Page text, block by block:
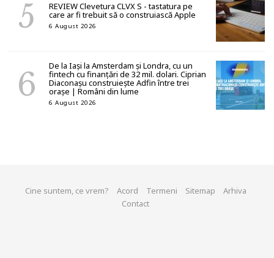
REVIEW Clevetura CLVX S - tastatura pe
care ar fi trebuit să o construiască Apple
6 August 2026
De la Iași la Amsterdam și Londra, cu un
fintech cu finanțări de 32 mil. dolari. Ciprian
Diaconașu construiește Adfin între trei
orașe | Români din lume
6 August 2026
Cine suntem, ce vrem? Acord Termeni Sitemap
Arhiva
Contact